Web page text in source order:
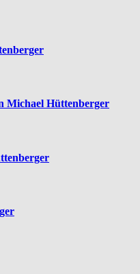
Michael Hüttenberger